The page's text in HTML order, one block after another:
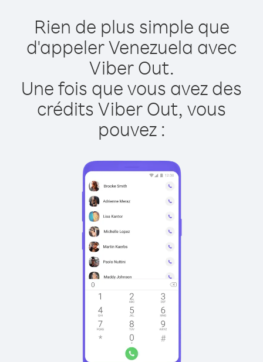
Rien de plus simple que
d'appeler Venezuela avec
Viber Out.
Une fois que vous avez des
crédits Viber Out, vous
pouvez :